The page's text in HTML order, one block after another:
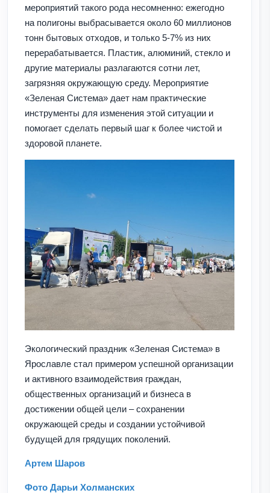
мероприятий такого рода несомненно: ежегодно
на полигоны выбрасывается около 60 миллионов
тонн бытовых отходов, и только 5-7% из них
перерабатывается. Пластик, алюминий, стекло и
другие материалы разлагаются сотни лет,
загрязняя окружающую среду. Мероприятие
«Зеленая Система» дает нам практические
инструменты для изменения этой ситуации и
помогает сделать первый шаг к более чистой и
здоровой планете.
Экологический праздник «Зеленая Система» в
Ярославле стал примером успешной организации
и активного взаимодействия граждан,
общественных организаций и бизнеса в
достижении общей цели – сохранении
окружающей среды и создании устойчивой
будущей для грядущих поколений.
Артем Шаров
Фото Дарьи Холманских